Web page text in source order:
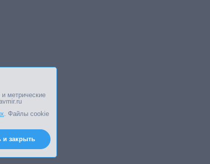
метрические
. Файлы cookie
и закрыть